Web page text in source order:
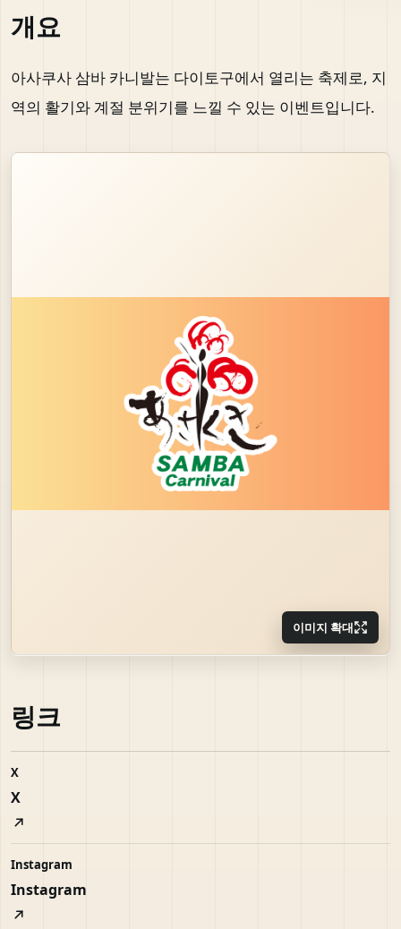
개요
아사쿠사 삼바 카니발는 다이토구에서 열리는 축제로, 지
역의 활기와 계절 분위기를 느낄 수 있는 이벤트입니다.
이미지 확대
링크
X
X
Instagram
Instagram